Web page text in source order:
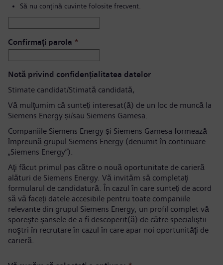
Să nu conțină cuvinte folosite frecvent.
Confirmați parola *
Notă privind confidențialitatea datelor
Stimate candidat/Stimată candidată,
Vă mulţumim că sunteți interesat(ă) de un loc de muncă la
Siemens Energy și/sau Siemens Gamesa.
Companiile Siemens Energy și Siemens Gamesa formează
împreună grupul Siemens Energy (denumit în continuare
„Siemens Energy”).
Aţi făcut primul pas către o nouă oportunitate de carieră
alături de Siemens Energy. Vă invităm să completaţi
formularul de candidatură. În cazul în care sunteți de acord
să vă faceți datele accesibile pentru toate companiile
relevante din grupul Siemens Energy, un profil complet vă
sporeşte şansele de a fi descoperit(ă) de către specialiştii
noştri în recrutare în cazul în care apar noi oportunităţi de
carieră.